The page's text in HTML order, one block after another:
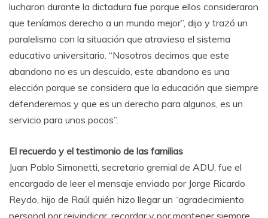
lucharon durante la dictadura fue porque ellos consideraron
que teníamos derecho a un mundo mejor”, dijo y trazó un
paralelismo con la situación que atraviesa el sistema
educativo universitario. “Nosotros decimos que este
abandono no es un descuido, este abandono es una
elección porque se considera que la educación que siempre
defenderemos y que es un derecho para algunos, es un
servicio para unos pocos”.
El recuerdo y el testimonio de las familias
Juan Pablo Simonetti, secretario gremial de ADU, fue el
encargado de leer el mensaje enviado por Jorge Ricardo
Reydo, hijo de Raúl quién hizo llegar un “agradecimiento